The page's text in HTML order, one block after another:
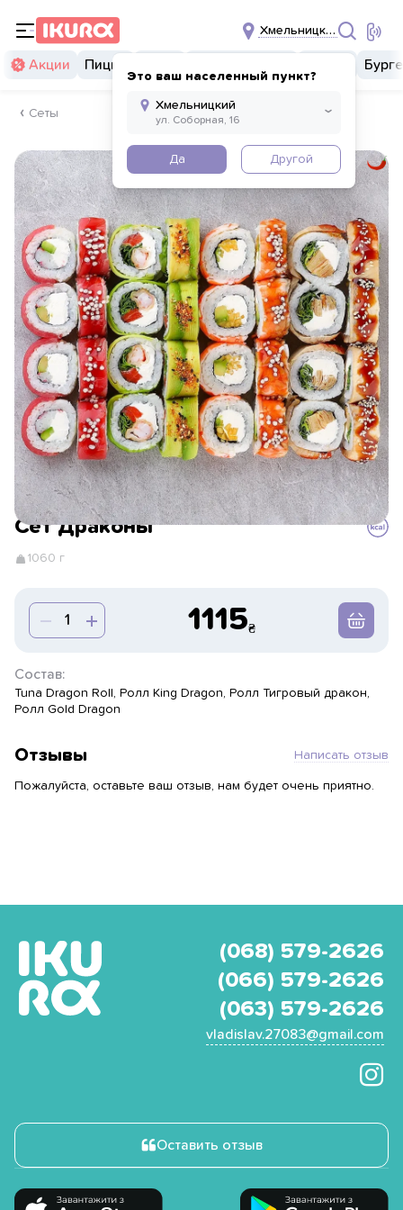
Хмельницкий
Это ваш населенный пункт?
Да Другой
Акции Пицца
Сеты
Сет Драконы
1060 г
1115
Состав:
Tuna Dragon Roll, Ролл King Dragon, Ролл Тигровый дракон,
Ролл Gold Dragon
Отзывы Написать отзыв
Пожалуйста, оставьте ваш отзыв, нам будет очень приятно.
(068) 579-2626
(066) 579-2626
(063) 579-2626
vladislav.27083@gmail.com
Оставить отзыв